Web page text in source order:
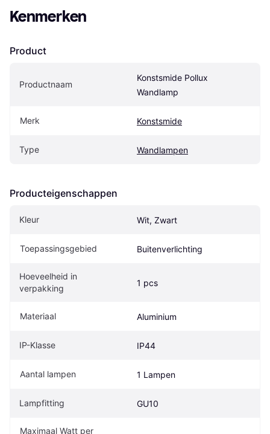
Kenmerken
Product
Productnaam
Konstsmide Pollux
Wandlamp
Merk Konstsmide
Type Wandlampen
Producteigenschappen
Kleur Wit, Zwart
Toepassingsgebied Buitenverlichting
Hoeveelheid in
verpakking
1 pcs
Materiaal Aluminium
IP-Klasse IP44
Aantal lampen 1 Lampen
Lampfitting GU10
Maximaal Watt per